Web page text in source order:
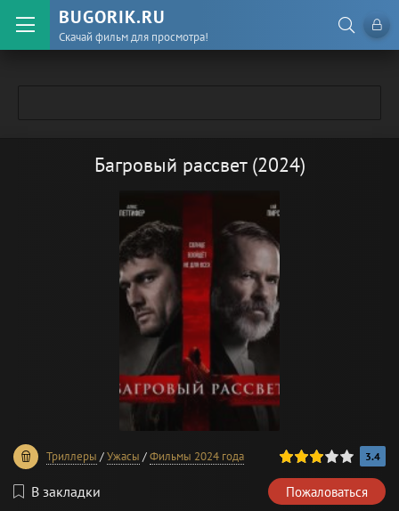
BUGORIK.RU
Скачай фильм для просмотра!
Багровый рассвет (2024)
Триллеры /Ужасы /Фильмы 2024 года
60 1 2 3 4 3.4
В закладки Пожаловаться